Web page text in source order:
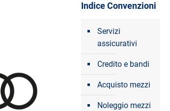
Indice Convenzioni
Servizi
assicurativi
Credito e bandi
Acquisto mezzi
Noleggio mezzi